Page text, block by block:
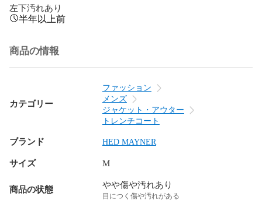
左下汚れあり
半年以上前
商品の情報
カテゴリー
ファッション
メンズ
ジャケット・アウター
トレンチコート
ブランド HED MAYNER
サイズ M
商品の状態 やや傷や汚れあり
目につく傷や汚れがある